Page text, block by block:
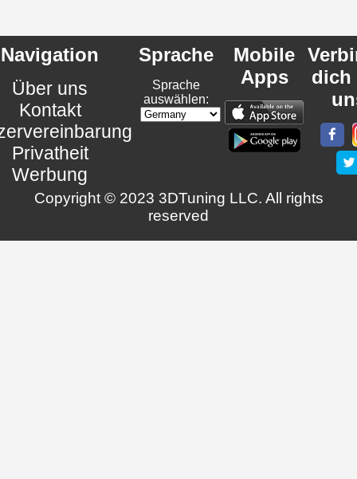
Navigation
Über uns
Kontakt
Privatheit
Werbung
Sprache
Sprache
auswählen:
Mobile
Apps
dich
Copyright © 2023 3DTuning LLC. All rights
reserved